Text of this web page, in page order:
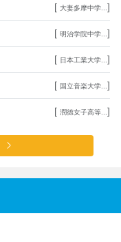
[ 大妻多摩中学... ]
[ 明治学院中学... ]
[ 日本工業大学... ]
[ 国立音楽大学... ]
[ 潤徳女子高等... ]